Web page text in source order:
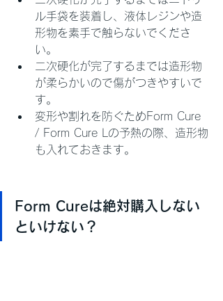
ル手袋を装着し、液体レジンや造
形物を素手で触らないでくださ
い。
二次硬化が完了するまでは造形物
が柔らかいので傷がつきやすいで
す。
変形や割れを防ぐためForm Cure
/ Form Cure Lの予熱の際、造形物
も入れておきます。
Form Cureは絶対購入しない
といけない？